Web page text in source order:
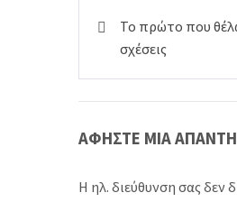
Πλοήγηση
άρθρων
Το πρώτο που
σχέσεις
ΑΦΉΣΤΕ ΜΙΑ
Η ηλ. διεύθυνση σας δεν